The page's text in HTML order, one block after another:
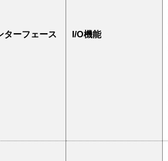
ターフェース I/O機能